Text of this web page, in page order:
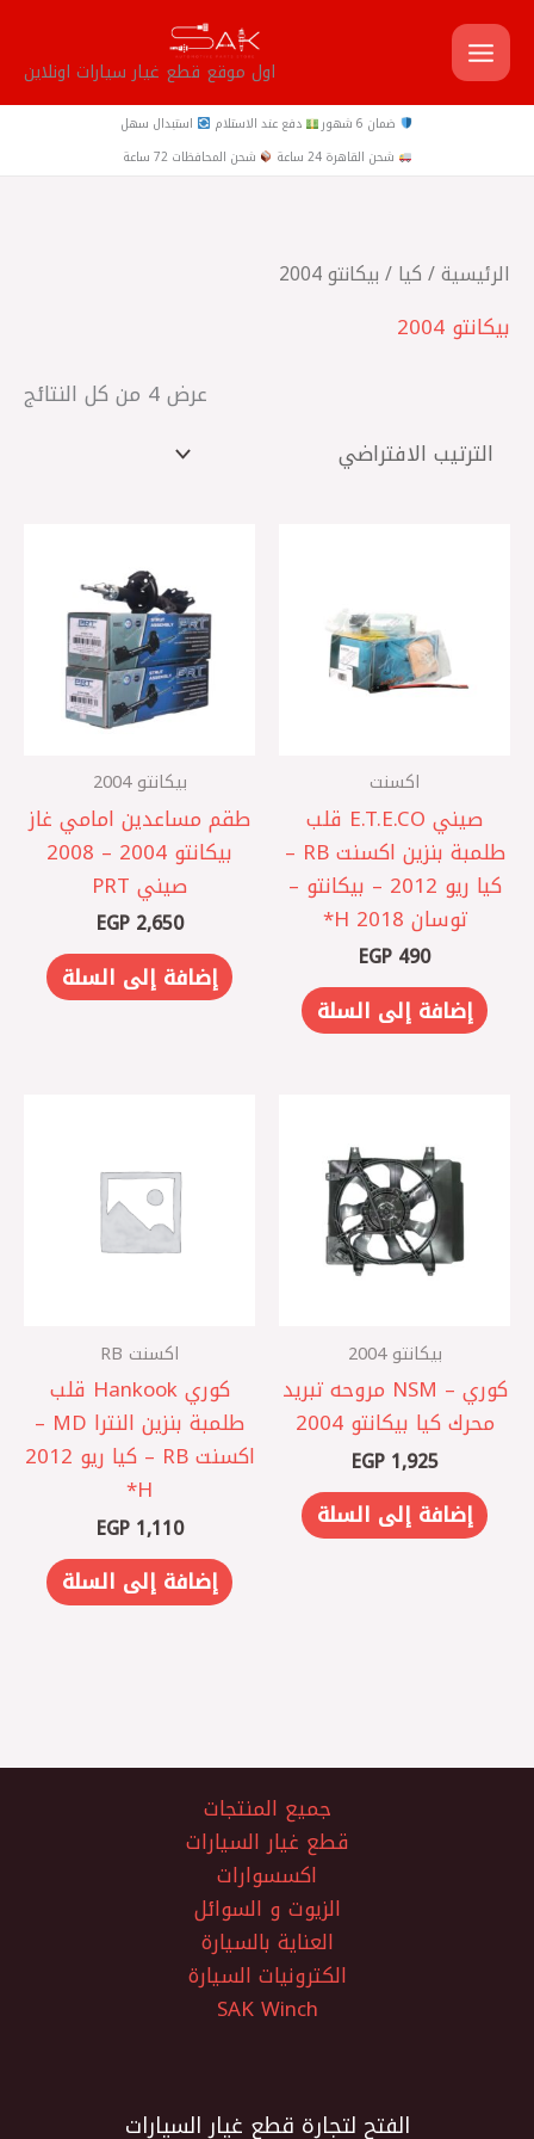
تخطي
إلى
المحتوى
اول موقع قطع غيار سيارات اونلاين
ضمان 6 شهور دفع عند الاستلام
استبدال سهل
شحن القاهرة 24 ساعة
شحن المحافظات 72 ساعة
الرئيسية/ كيا / بيكانتو 2004
بيكانتو 2004
عرض ⁦4⁩ من كل النتائج
اكسنت
صيني E.T.E.CO قلب
طلمبة بنزين اكسنت RB –
كيا ريو 2012 – بيكانتو –
توسان 2018 ‏H*
EGP 490
إضافة إلى السلة
بيكانتو 2004
طقم مساعدين امامي غاز
بيكانتو 2004 – 2008
صيني PRT
EGP2,650
إضافة إلى السلة
بيكانتو 2004
كوري – NSM مروحه تبريد
محرك كيا بيكانتو 2004
EGP1,925
إضافة إلى السلة
اكسنت RB
كوري Hankook قلب
طلمبة بنزين النترا MD –
اكسنت RB – كيا ريو 2012
EGP1,110
إضافة إلى السلة
جميع المنتجات
قطع غيار السيارات
اكسسوارات
الزيوت و السوائل
العناية بالسيارة
الكترونيات السيارة
SAK Winch
الفتح لتجارة قطع غيار السيارات